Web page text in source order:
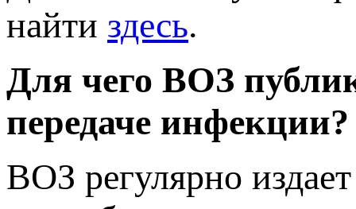
найти здесь.
Для чего ВОЗ
передаче инфекции?
ВОЗ регулярно